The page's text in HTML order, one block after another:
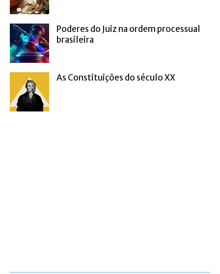
Poderes do Juiz na ordem processual
brasileira
As Constituições do século XX